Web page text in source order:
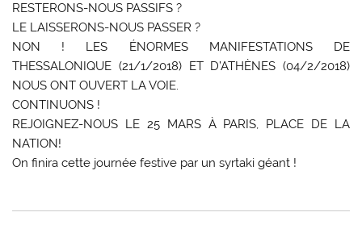
RESTERONS-NOUS PASSIFS ?
LE LAISSERONS-NOUS PASSER ?
NON ! LES ÉNORMES MANIFESTATIONS DE
THESSALONIQUE (21/1/2018) ET D’ATHÈNES (04/2/2018)
NOUS ONT OUVERT LA VOIE.
CONTINUONS !
REJOIGNEZ-NOUS LE 25 MARS À PARIS, PLACE DE LA
NATION!
On finira cette journée festive par un syrtaki géant !